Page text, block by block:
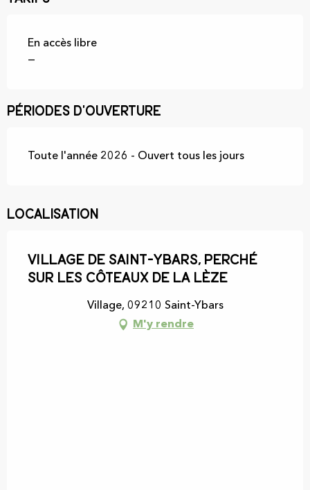
En accès libre
—
Périodes d'ouverture
Toute l'année 2026 - Ouvert tous les jours
Localisation
Village de Saint-Ybars, perché
sur les côteaux de la Lèze
Village, 09210 Saint-Ybars
M'y rendre